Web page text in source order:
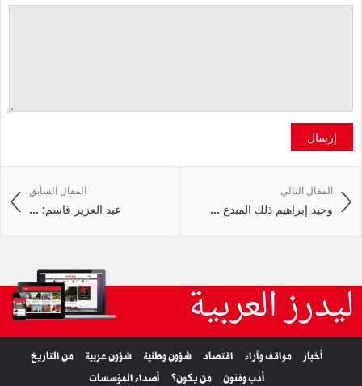
إرسال
المقال السابق
عبد العزيز قاسم: ...
المقال التالي
وحيد إبراهيم ذلك المبدع ...
ليدرز العربية
أخبار مواقف وآراء اقتصاد شؤون وطنية شؤون عربية
من التاريخ
أدب وفنون
من يكون؟ أصداء المؤسسات